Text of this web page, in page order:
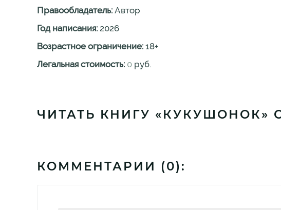
Правообладатель: Автор
Год написания: 2026
Возрастное ограничение: 18+
Легальная стоимость: 0 руб.
ЧИТАТЬ КНИГУ «КУКУШОНОК»
КОММЕНТАРИИ (0):